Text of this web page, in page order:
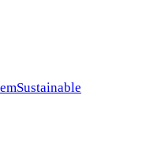
Sustainable